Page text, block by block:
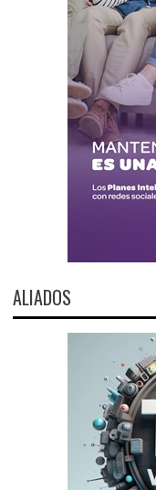
ALIADOS